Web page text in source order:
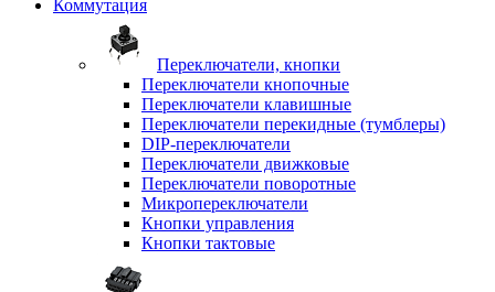
Коммутация
Переключатели, кнопки
Переключатели кнопочные
Переключатели клавишные
Переключатели перекидные (тумблеры)
DIP-переключатели
Переключатели движковые
Переключатели поворотные
Микропереключатели
Кнопки управления
Кнопки тактовые